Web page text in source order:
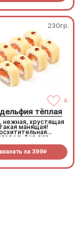
Идеально
и легкий
выбор
230гр.
4
тёплая
нежная, хрустящая
манящая!
для
роллов (8 шт.)
за 399R